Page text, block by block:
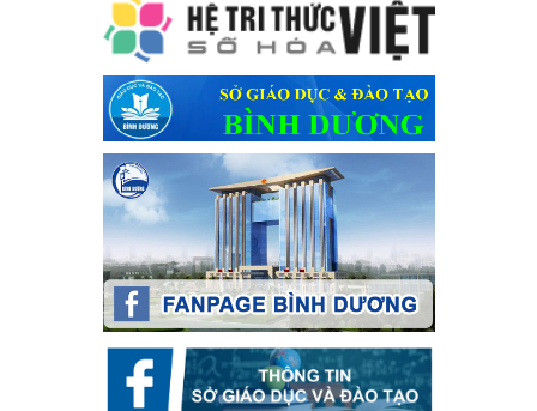
Ngày ban hành: 28/12/2023
Phối hợp rà soát nhu cầu tiêm vắc xin phòng Covid 19
Phối hợp rà soát nhu cầu tiêm vắc xin phòng Covid 19
Ngày ban hành: 22/11/2023
Phát động, triển khai Cuộc thi " An toàn giao thông cho nụ
cười ngày mai" dành cho học sinh và giáo viên trung học
năm học 2023-2024
Phát động, triển khai Cuộc thi " An toàn giao thông cho nụ cười
ngày mai" dành cho học sinh và giáo viên trung học năm học
Ngày ban hành: 22/11/2023
Nhắc nhỡ thực hiện thanh toán không dùng tiền mặt các
khoản thu trong nhà trường năm học 2023-2024 và các năm